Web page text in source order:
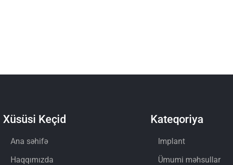
Xüsüsi Keçid
Ana səhifə
Haqqımızda
Kateqoriya
Implant
Ümumi məhsullar